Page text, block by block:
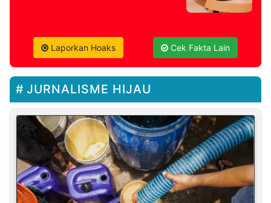
Laporkan Hoaks Cek Fakta Lain
JURNALISME HIJAU